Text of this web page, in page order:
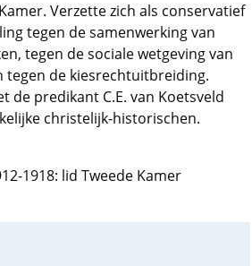
Verzette zich als conservatief
tegen de samenwerking van
tegen de sociale wetgeving van
tegen de kiesrechtuitbreiding.
de predikant C.E. van Koetsveld
christelijk-historischen.
1918: lid Tweede Kamer